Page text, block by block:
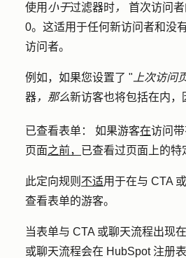
使用 小于过滤器时， 首次访问
0。这适用于任何新访问者和没
访问者。
例如，如果您设置了 " 上次访问
器，那么新访客也将包括在内，
已查看表单： 如果游客在访问
页面之前， 已查看过页面上的特
此定向规则 不适用于在与 CTA
查看表单的游客。
当表单与 CTA 或聊天流程出现
或聊天流程会在 HubSpot 注册